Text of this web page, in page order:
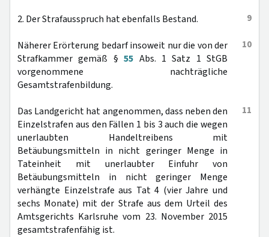
9
2. Der Strafausspruch hat ebenfalls Bestand.
10
Näherer Erörterung bedarf insoweit nur die von der
Strafkammer gemäß §55 Abs. 1 Satz 1 StGB
vorgenommene nachträgliche
Gesamtstrafenbildung.
11
Das Landgericht hat angenommen, dass neben den
Einzelstrafen aus den Fällen 1 bis 3 auch die wegen
unerlaubten Handeltreibens mit
Betäubungsmitteln in nicht geringer Menge in
Tateinheit mit unerlaubter Einfuhr von
Betäubungsmitteln in nicht geringer Menge
verhängte Einzelstrafe aus Tat 4 (vier Jahre und
sechs Monate) mit der Strafe aus dem Urteil des
Amtsgerichts Karlsruhe vom 23. November 2015
gesamtstrafenfähig ist.